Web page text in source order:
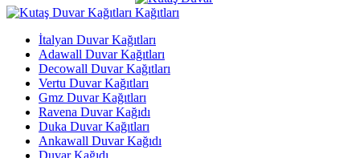
İtalyan Duvar Kağıtları
Adawall Duvar Kağıtları
Decowall Duvar Kağıtları
Vertu Duvar Kağıtları
Gmz Duvar Kağıtları
Ravena Duvar Kağıdı
Duka Duvar Kağıtları
Ankawall Duvar Kağıdı
Duvar Kağıdı